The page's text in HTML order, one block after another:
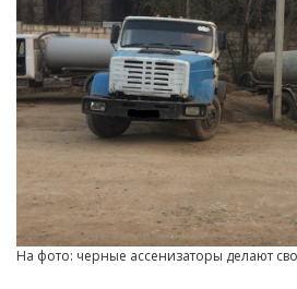
На фото: черные ассенизаторы делают